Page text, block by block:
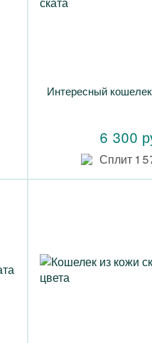
Интересный
6 300
Сплит 1